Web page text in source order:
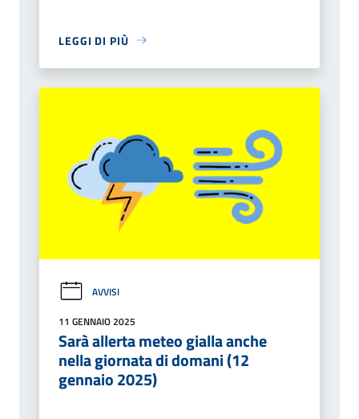
LEGGI DI PIÙ
AVVISI
11 GENNAIO 2025
Sarà allerta meteo gialla anche
nella giornata di domani (12
gennaio 2025)